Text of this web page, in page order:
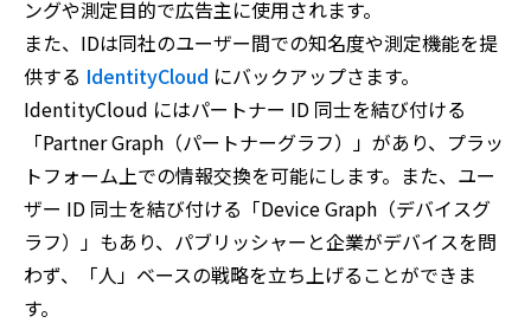
ングや測定目的で広告主に使用されます。
また、IDは同社のユーザー間での知名度や測定機能を提
供する IdentityCloud にバックアップさます。
IdentityCloud にはパートナー ID 同士を結び付ける
「Partner Graph（パートナーグラフ）」があり、プラッ
トフォーム上での情報交換を可能にします。また、ユー
ザー ID 同士を結び付ける「Device Graph（デバイスグ
ラフ）」もあり、パブリッシャーと企業がデバイスを問
わず、「人」ベースの戦略を立ち上げることができま
す。